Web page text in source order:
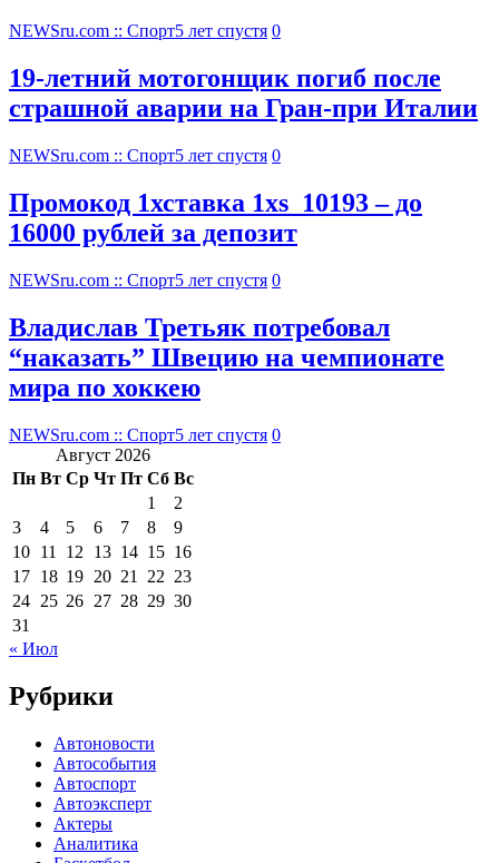
NEWSru.com :: Спорт5 лет спустя 0
19-летний мотогонщик погиб после
страшной аварии на Гран-при Италии
NEWSru.com :: Спорт5 лет спустя 0
Промокод 1хставка 1xs_10193 – до
16000 рублей за депозит
NEWSru.com :: Спорт5 лет спустя 0
Владислав Третьяк потребовал
“наказать” Швецию на чемпионате
мира по хоккею
NEWSru.com :: Спорт5 лет спустя 0
Август 2026
Пн Вт Ср Чт Пт Сб Вс
1
2
3
4 5 6 7 8
9
10 11 12 13 14 15 16
17 18 19 20 21 22 23
24 25 26 27 28 29 30
31
« Июл
Рубрики
Автоновости
Автособытия
Автоспорт
Автоэксперт
Актеры
Аналитика